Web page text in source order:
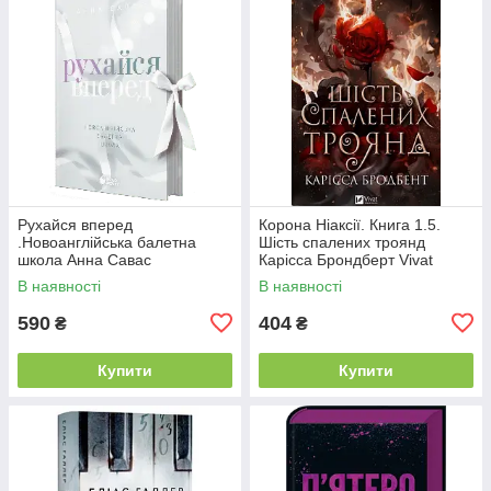
Рухайся вперед
.Новоанглійська балетна
школа Анна Савас
READBERRY
В наявності
590 ₴
Купити
Корона Ніаксії. Книга 1.5.
Шість спалених троянд
Карісса Брондберт Vivat
В наявності
404 ₴
Купити